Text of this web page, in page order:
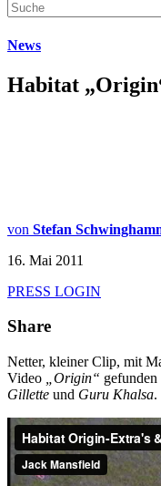
News
Habitat
von Stefan
16. Mai 2011
PRESS LOGIN
Share
Netter, kleiner Clip, mit
Video
„Origin“
Gillette und Guru Khalsa.